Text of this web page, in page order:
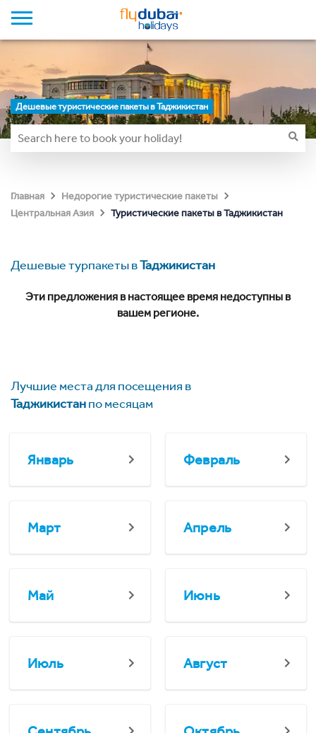
Дешевые туристические пакеты в Таджикистан
Главная
Недорогие туристические пакеты
Центральная Азия
Туристические пакеты в Таджикистан
Дешевые турпакеты вТаджикистан
Эти предложения в настоящее время недоступны в
вашем регионе.
Лучшие места для посещения в
Таджикистанпо месяцам
Январь Февраль
Март Апрель
Май Июнь
Июль Август